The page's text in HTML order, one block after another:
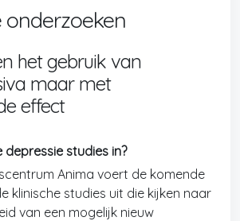
onderzoeken
het gebruik van
maar met
effect
studies in?
Anima voert de komende
klinische studies uit die kijken naar
van een mogelijk nieuw